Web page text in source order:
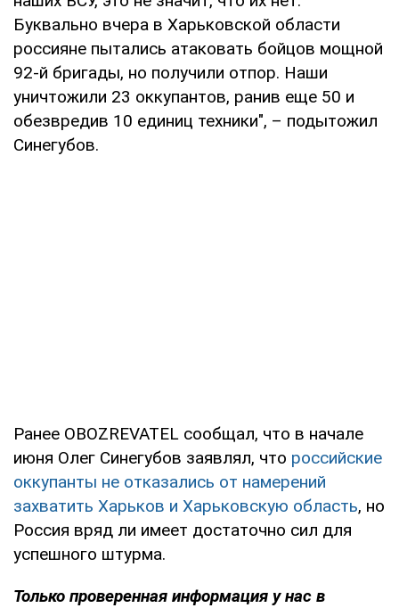
Буквально вчера в Харьковской области
россияне пытались атаковать бойцов мощной
92-й бригады, но получили отпор. Наши
уничтожили 23 оккупантов, ранив еще 50 и
обезвредив 10 единиц техники", – подытожил
Синегубов.
Ранее OBOZREVATEL сообщал, что в начале
июня Олег Синегубов заявлял, что российские
оккупанты не отказались от намерений
захватить Харьков и Харьковскую область, но
Россия вряд ли имеет достаточно сил для
успешного штурма.
Только проверенная информация у нас в